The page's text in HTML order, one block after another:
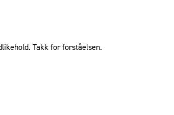
Takk for forståelsen.